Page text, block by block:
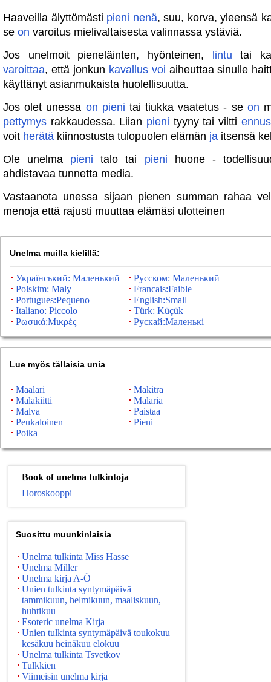
Haaveilla älyttömästi pieni nenä, suu, korva, yleensä
se on varoitus mielivaltaisesta valinnassa ystäviä.
Jos unelmoit pieneläinten, hyönteinen,
lintu tai
varoittaa, että jonkun kavallus voi aiheuttaa sinulle
käyttänyt asianmukaista huolellisuutta.
Jos olet unessa on pieni tai tiukka vaatetus - se on
pettymys rakkaudessa. Liian pieni tyyny tai viltti
voit herätä kiinnostusta tulopuolen elämän ja itsensä
Ole unelma pieni talo tai pieni huone -
ahdistavaa tunnetta media.
Vastaanota unessa sijaan pienen summan rahaa
menoja että rajusti muuttaa elämäsi ulotteinen
Unelma muilla kielillä:
Український: Маленький
Русском: Маленький
Polskim: Mały
Francais:Faible
Portugues:Pequeno
English:Small
Italiano: Piccolo
Türk: Küçük
Ρωσικά:Μικρές
Рускай:Маленькі
Lue myös tällaisia ​​unia
Maalari
Makitra
Malakiitti
Malaria
Malva
Paistaa
Peukaloinen
Pieni
Poika
Book of unelma tulkintoja
Horoskooppi
Suosittu muunkinlaisia
Unelma tulkinta Miss Hasse
Unelma Miller
Unelma kirja A-Ö
Unien tulkinta syntymäpäivä
tammikuun, helmikuun, maaliskuun,
huhtikuu
Esoteric unelma Kirja
Unien tulkinta syntymäpäivä toukokuu
kesäkuu heinäkuu elokuu
Unelma tulkinta Tsvetkov
Tulkkien
Viimeisin unelma kirja